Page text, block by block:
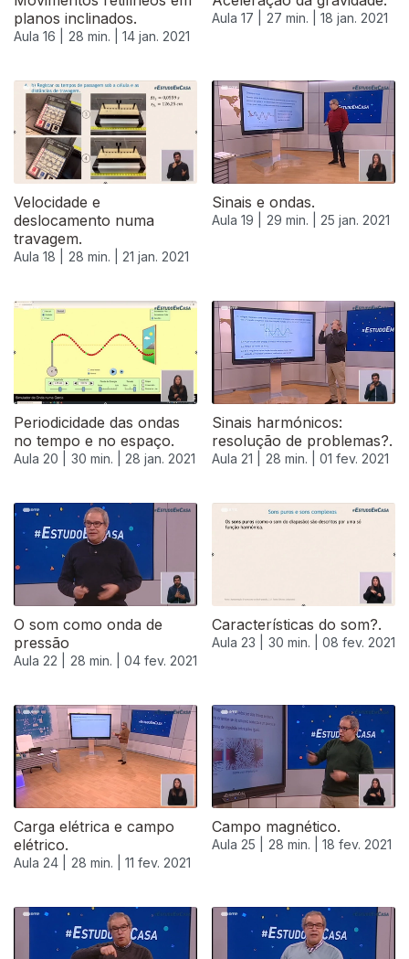
planos inclinados.
Aula 16 | 28 min. | 14 jan. 2021
Aula 17 | 27 min. | 18 jan. 2021
Velocidade e
deslocamento numa
travagem.
Aula 18 | 28 min. | 21 jan. 2021
Sinais e ondas.
Aula 19 | 29 min. | 25 jan. 2021
Periodicidade das ondas
no tempo e no espaço.
Aula 20 | 30 min. | 28 jan. 2021
Sinais harmónicos:
resolução de problemas?.
Aula 21 | 28 min. | 01 fev. 2021
O som como onda de
pressão
Aula 22 | 28 min. | 04 fev. 2021
Características do som?.
Aula 23 | 30 min. | 08 fev. 2021
522866
Carga elétrica e campo
elétrico.
Aula 24 | 28 min. | 11 fev. 2021
Campo magnético.
Aula 25 | 28 min. | 18 fev. 2021